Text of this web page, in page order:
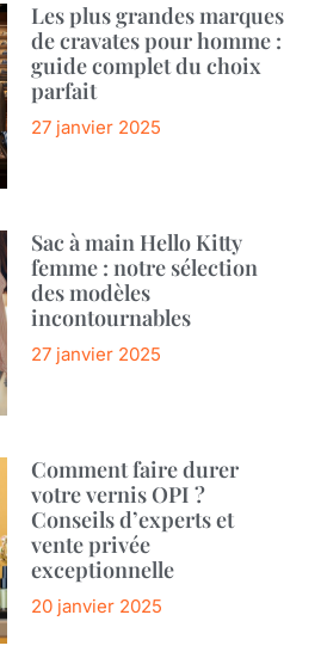
Les plus grandes marques
de cravates pour homme :
guide complet du choix
parfait
27 janvier 2025
Sac à main Hello Kitty
femme : notre sélection
des modèles
incontournables
27 janvier 2025
Comment faire durer
votre vernis OPI ?
Conseils d’experts et
vente privée
exceptionnelle
20 janvier 2025